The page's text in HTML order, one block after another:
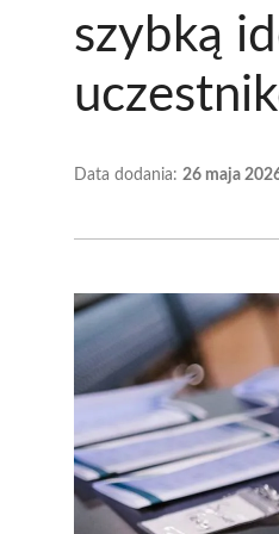
szybką
Data dodania: 26 maja